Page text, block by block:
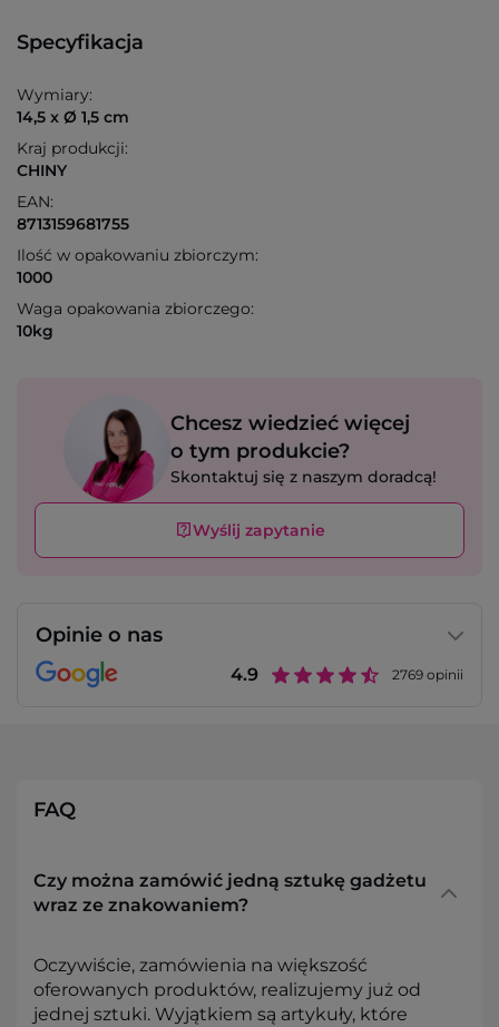
Specyfikacja
Wymiary:
14,5 x Ø 1,5 cm
Kraj produkcji:
CHINY
EAN:
8713159681755
Ilość w opakowaniu zbiorczym:
1000
Waga opakowania zbiorczego:
10kg
Chcesz wiedzieć więcej
o tym produkcie?
Skontaktuj się z naszym doradcą!
Wyślij zapytanie
Opinie o nas
4.9 2769 opinii
FAQ
Czy można zamówić jedną sztukę gadżetu
wraz ze znakowaniem?
Oczywiście, zamówienia na większość
oferowanych produktów, realizujemy już od
jednej sztuki. Wyjątkiem są artykuły, które